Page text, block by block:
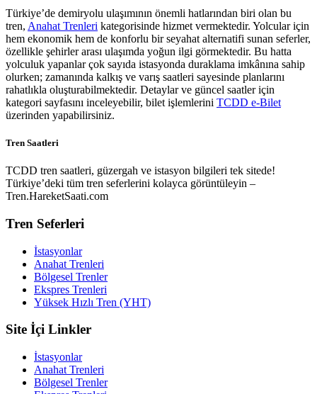
Türkiye’de demiryolu ulaşımının önemli hatlarından biri olan bu
tren, Anahat Trenleri kategorisinde hizmet vermektedir. Yolcular için
hem ekonomik hem de konforlu bir seyahat alternatifi sunan seferler,
özellikle şehirler arası ulaşımda yoğun ilgi görmektedir. Bu hatta
yolculuk yapanlar çok sayıda istasyonda duraklama imkânına sahip
olurken; zamanında kalkış ve varış saatleri sayesinde planlarını
rahatlıkla oluşturabilmektedir. Detaylar ve güncel saatler için
kategori sayfasını inceleyebilir, bilet işlemlerini TCDD e-Bilet
üzerinden yapabilirsiniz.
Tren Saatleri
TCDD tren saatleri, güzergah ve istasyon bilgileri tek sitede!
Türkiye’deki tüm tren seferlerini kolayca görüntüleyin –
Tren.HareketSaati.com
Tren Seferleri
İstasyonlar
Anahat Trenleri
Bölgesel Trenler
Ekspres Trenleri
Yüksek Hızlı Tren (YHT)
Site İçi Linkler
İstasyonlar
Anahat Trenleri
Bölgesel Trenler